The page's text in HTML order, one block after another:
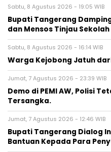
Sabtu, 8 Agustus 2026 - 19:05 WIB
Bupati Tangerang
dan Mensos Tinjau
Sabtu, 8 Agustus 2026 - 16:14 WIB
Warga Kejobong Jatuh
Jumat, 7 Agustus 2026 - 23:39 WIB
Demo di PEMI AW, Polisi
Tersangka.
Jumat, 7 Agustus 2026 - 12:46 WIB
Bupati Tangerang Dialog
Bantuan Kepada Para